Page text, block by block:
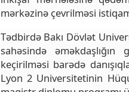
mərkəzinə çevrilməsi
Tədbirdə Bakı Dövlət
sahəsində
keçirilməsi barədə
Lyon 2 Universitetinin